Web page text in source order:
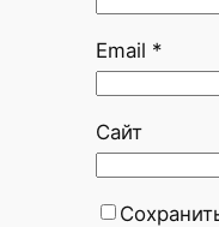
Email *
Сайт